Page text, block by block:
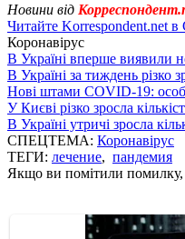
Новини від
Читайте Korrespondent.net в
Коронавірус
В Україні вперше виявили
В Україні за тиждень різко
Нові штами COVID-19:
У Києві різко зросла
В Україні утричі зросла
СПЕЦТЕМА: Коронавірус
ТЕГИ: лечение, пандемия
Якщо ви помітили помилку,